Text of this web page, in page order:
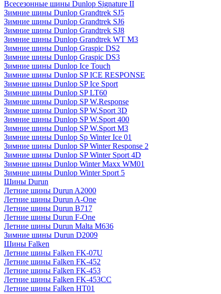
Всесезонные шины Dunlop Signature II
Зимние шины Dunlop Grandtrek SJ5
Зимние шины Dunlop Grandtrek SJ6
Зимние шины Dunlop Grandtrek SJ8
Зимние шины Dunlop Grandtrek WT M3
Зимние шины Dunlop Graspic DS2
Зимние шины Dunlop Graspic DS3
Зимние шины Dunlop Ice Touch
Зимние шины Dunlop SP ICE RESPONSE
Зимние шины Dunlop SP Ice Sport
Зимние шины Dunlop SP LT60
Зимние шины Dunlop SP W.Response
Зимние шины Dunlop SP W.Sport 3D
Зимние шины Dunlop SP W.Sport 400
Зимние шины Dunlop SP W.Sport M3
Зимние шины Dunlop Sp Winter Ice 01
Зимние шины Dunlop SP Winter Response 2
Зимние шины Dunlop SP Winter Sport 4D
Зимние шины Dunlop Winter Maxx WM01
Зимние шины Dunlop Winter Sport 5
Шины Durun
Летние шины Durun A2000
Летние шины Durun A-One
Летние шины Durun B717
Летние шины Durun F-One
Летние шины Durun Malta M636
Зимние шины Durun D2009
Шины Falken
Летние шины Falken FK-07U
Летние шины Falken FK-452
Летние шины Falken FK-453
Летние шины Falken FK-453CC
Летние шины Falken HT01